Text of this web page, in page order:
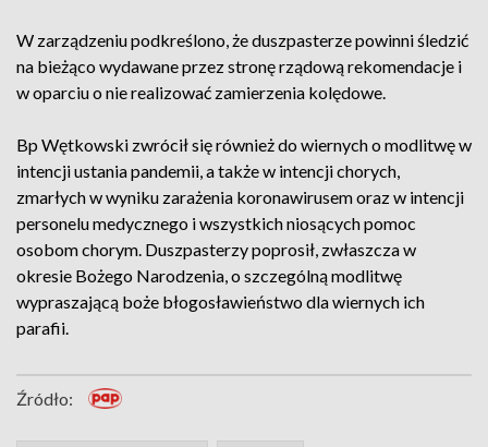
W zarządzeniu podkreślono, że duszpasterze powinni śledzić
na bieżąco wydawane przez stronę rządową rekomendacje i
w oparciu o nie realizować zamierzenia kolędowe.
Bp Wętkowski zwrócił się również do wiernych o modlitwę w
intencji ustania pandemii, a także w intencji chorych,
zmarłych w wyniku zarażenia koronawirusem oraz w intencji
personelu medycznego i wszystkich niosących pomoc
osobom chorym. Duszpasterzy poprosił, zwłaszcza w
okresie Bożego Narodzenia, o szczególną modlitwę
wypraszającą boże błogosławieństwo dla wiernych ich
parafii.
Źródło: